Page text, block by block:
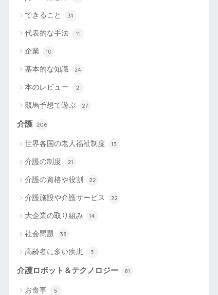
できること 31
代表的な手法 11
企業 10
基本的な知識 24
本のレビュー 2
競馬予想で遊ぶ 27
介護 206
世界各国の老人福祉制度 13
介護の制度 21
介護の資格や役割 22
介護施設や介護サービス 22
大企業の取り組み 14
社会問題 38
高齢者に多い疾患 3
介護ロボット＆テクノロジー 81
お食事 5